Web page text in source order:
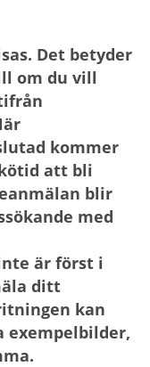
Det betyder
om du vill
kommer
att bli
blir
med
är först i
ditt
kan
exempelbilder,